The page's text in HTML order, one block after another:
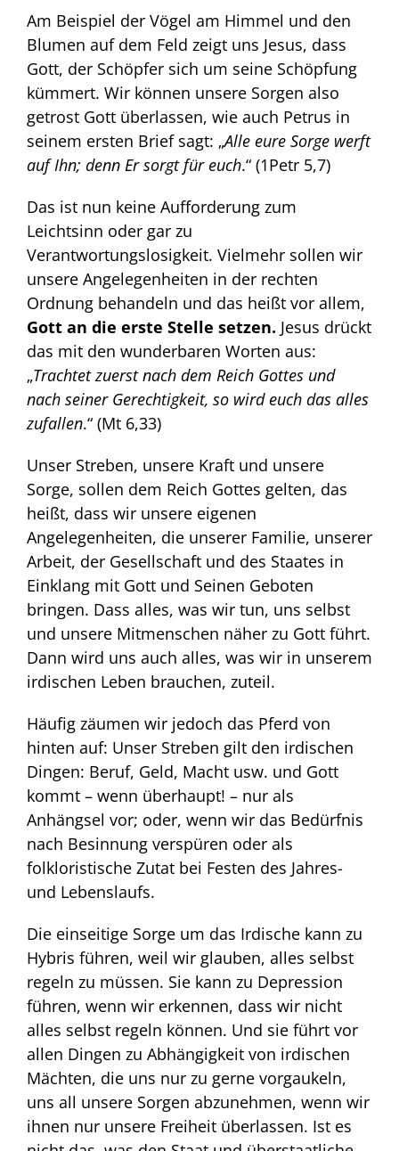
Am Beispiel der Vögel am Himmel und den
Blumen auf dem Feld zeigt uns Jesus, dass
Gott, der Schöpfer sich um seine Schöpfung
kümmert. Wir können unsere Sorgen also
getrost Gott überlassen, wie auch Petrus in
seinem ersten Brief sagt: „Alle eure Sorge werft
auf Ihn; denn Er sorgt für euch.“ (1Petr 5,7)
Das ist nun keine Aufforderung zum
Leichtsinn oder gar zu
Verantwortungslosigkeit. Vielmehr sollen wir
unsere Angelegenheiten in der rechten
Ordnung behandeln und das heißt vor allem,
Gott an die erste Stelle setzen. Jesus drückt
das mit den wunderbaren Worten aus:
„Trachtet zuerst nach dem Reich Gottes und
nach seiner Gerechtigkeit, so wird euch das alles
zufallen.“ (Mt 6,33)
Unser Streben, unsere Kraft und unsere
Sorge, sollen dem Reich Gottes gelten, das
heißt, dass wir unsere eigenen
Angelegenheiten, die unserer Familie, unserer
Arbeit, der Gesellschaft und des Staates in
Einklang mit Gott und Seinen Geboten
bringen. Dass alles, was wir tun, uns selbst
und unsere Mitmenschen näher zu Gott führt.
Dann wird uns auch alles, was wir in unserem
irdischen Leben brauchen, zuteil.
Häufig zäumen wir jedoch das Pferd von
hinten auf: Unser Streben gilt den irdischen
Dingen: Beruf, Geld, Macht usw. und Gott
kommt – wenn überhaupt! – nur als
Anhängsel vor; oder, wenn wir das Bedürfnis
nach Besinnung verspüren oder als
folkloristische Zutat bei Festen des Jahres-
und Lebenslaufs.
Die einseitige Sorge um das Irdische kann zu
Hybris führen, weil wir glauben, alles selbst
regeln zu müssen. Sie kann zu Depression
führen, wenn wir erkennen, dass wir nicht
alles selbst regeln können. Und sie führt vor
allen Dingen zu Abhängigkeit von irdischen
Mächten, die uns nur zu gerne vorgaukeln,
uns all unsere Sorgen abzunehmen, wenn wir
ihnen nur unsere Freiheit überlassen. Ist es